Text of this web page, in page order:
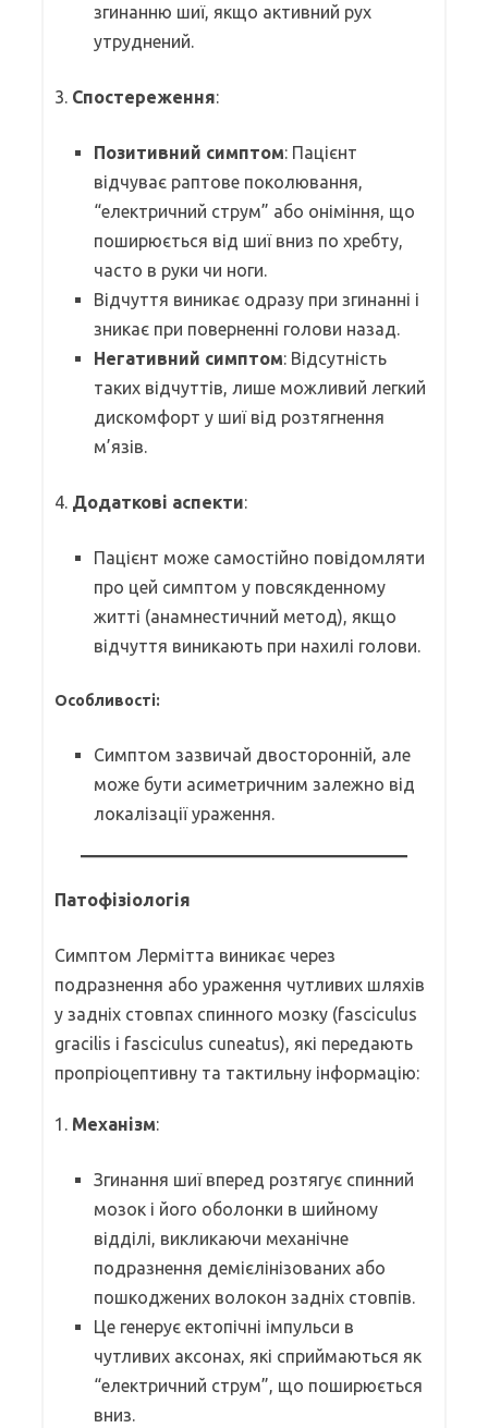
згинанню шиї, якщо активний рух
утруднений.
3. Спостереження:
Позитивний симптом: Пацієнт
відчуває раптове поколювання,
“електричний струм” або оніміння, що
поширюється від шиї вниз по хребту,
часто в руки чи ноги.
Відчуття виникає одразу при згинанні і
зникає при поверненні голови назад.
Негативний симптом: Відсутність
таких відчуттів, лише можливий легкий
дискомфорт у шиї від розтягнення
м’язів.
4. Додаткові аспекти:
Пацієнт може самостійно повідомляти
про цей симптом у повсякденному
житті (анамнестичний метод), якщо
відчуття виникають при нахилі голови.
Особливості:
Симптом зазвичай двосторонній, але
може бути асиметричним залежно від
локалізації ураження.
Патофізіологія
Симптом Лермітта виникає через
подразнення або ураження чутливих шляхів
у задніх стовпах спинного мозку (fasciculus
gracilis і fasciculus cuneatus), які передають
пропріоцептивну та тактильну інформацію:
1. Механізм:
Згинання шиї вперед розтягує спинний
мозок і його оболонки в шийному
відділі, викликаючи механічне
подразнення демієлінізованих або
пошкоджених волокон задніх стовпів.
Це генерує ектопічні імпульси в
чутливих аксонах, які сприймаються як
“електричний струм”, що поширюється
вниз.